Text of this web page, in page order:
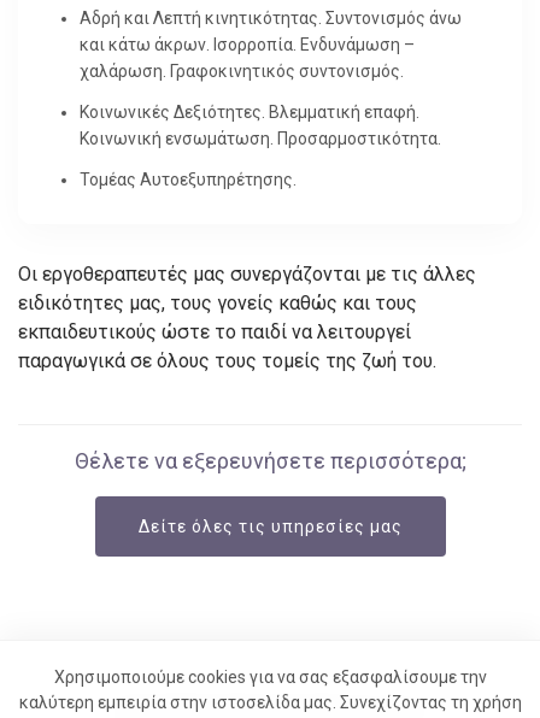
Αδρή και Λεπτή κινητικότητας. Συντονισμός άνω
και κάτω άκρων. Ισορροπία. Ενδυνάμωση –
χαλάρωση. Γραφοκινητικός συντονισμός.
Κοινωνικές Δεξιότητες. Βλεμματική επαφή.
Κοινωνική ενσωμάτωση. Προσαρμοστικότητα.
Τομέας Αυτοεξυπηρέτησης.
Οι εργοθεραπευτές μας συνεργάζονται με τις άλλες
ειδικότητες μας, τους γονείς καθώς και τους
εκπαιδευτικούς ώστε το παιδί να λειτουργεί
παραγωγικά σε όλους τους τομείς της ζωή του.
Θέλετε να εξερευνήσετε περισσότερα;
Δείτε όλες τις υπηρεσίες μας
ΑρχικήΠροφίλΥπηρεσίεςΕπικοινωνία
Χρησιμοποιούμε cookies για να σας εξασφαλίσουμε την
καλύτερη εμπειρία στην ιστοσελίδα μας. Συνεχίζοντας τη χρήση